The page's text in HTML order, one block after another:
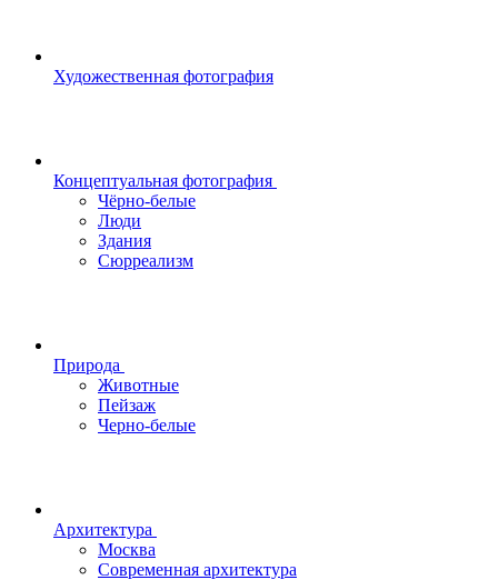
Художественная фотография
Концептуальная фотография
Чёрно-белые
Люди
Здания
Сюрреализм
Природа
Животные
Пейзаж
Черно-белые
Архитектура
Москва
Современная архитектура